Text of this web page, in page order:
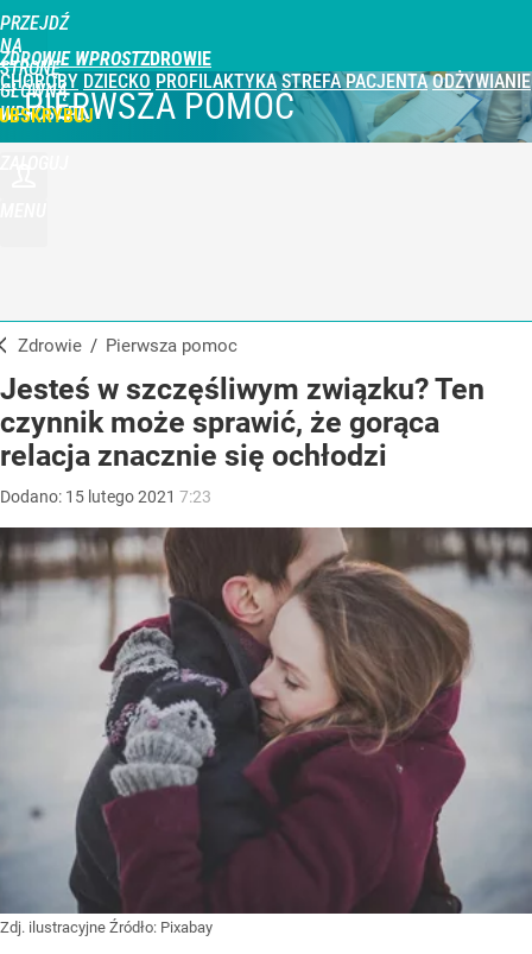
PRZEJDŹ
NA
STRONĘ
GŁÓWNĄ
WPROST.PL
ZDROWIE WPROST
CHOROBY DZIECKO PROFILAKTYKA STREFA PACJENTA ODŻYWIANIE
PIERWSZA POMOC
Zdrowie / Pierwsza pomoc
Jesteś w szczęśliwym związku? Ten
czynnik może sprawić, że gorąca
relacja znacznie się ochłodzi
Dodano: 15 lutego2021 7:23
Zdj. ilustracyjne Źródło: Pixabay